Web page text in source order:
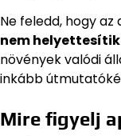
Ne feledd, hogy az
nem
növények valódi
inkább
Mire figyelj